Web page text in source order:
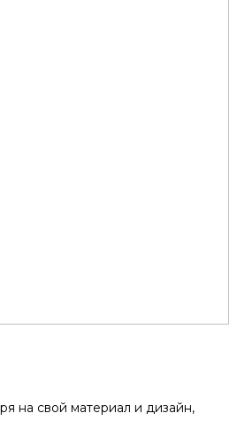
на свой материал и дизайн,